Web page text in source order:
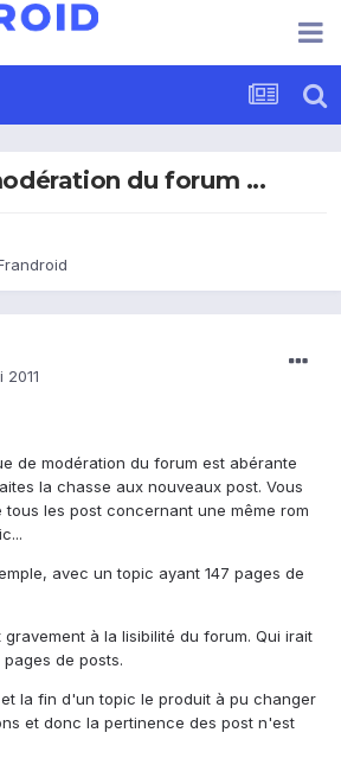
du forum ...
2011
de modération du forum est abérante
la chasse aux nouveaux post. Vous
tous les post concernant une même rom
avec un topic ayant 147 pages de
à la lisibilité du forum. Qui irait
de posts.
la fin d'un topic le produit à pu changer
et donc la pertinence des post n'est